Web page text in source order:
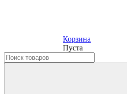
Корзина
Пуста